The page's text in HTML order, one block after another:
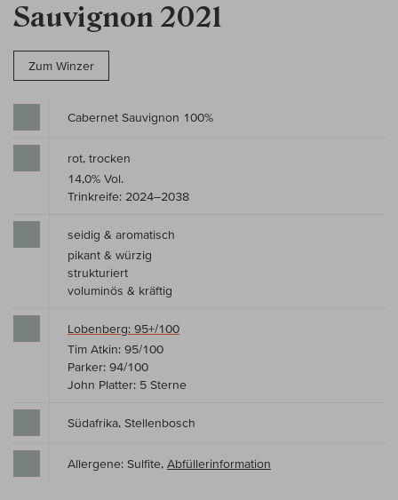
Sauvignon 2021
Zum Winzer
Cabernet Sauvignon 100%
rot, trocken
14,0% Vol.
Trinkreife: 2024–2038
seidig & aromatisch
pikant & würzig
strukturiert
voluminös & kräftig
Lobenberg: 95+/100
Tim Atkin: 95/100
Parker: 94/100
John Platter: 5 Sterne
Südafrika, Stellenbosch
Allergene: Sulfite, Abfüllerinformation